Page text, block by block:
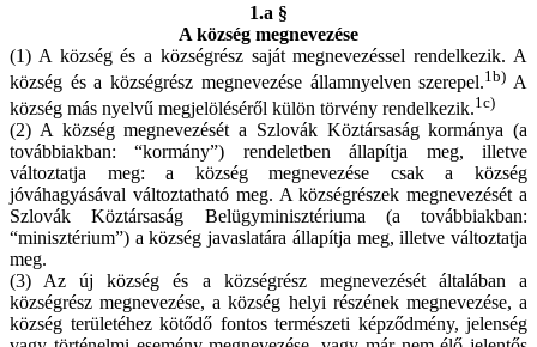
1.a §
A község megnevezése
(1) A község és a községrész saját megnevezéssel rendelkezik. A
község és a községrész megnevezése államnyelven szerepel.1b) A
község más nyelvű megjelöléséről külön törvény rendelkezik.1c)
(2) A község megnevezését a Szlovák Köztársaság kormánya (a
továbbiakban: “kormány”) rendeletben állapítja meg, illetve
változtatja meg: a község megnevezése csak a község
jóváhagyásával változtatható meg. A községrészek megnevezését a
Szlovák Köztársaság Belügyminisztériuma (a továbbiakban:
“minisztérium”) a község javaslatára állapítja meg, illetve változtatja
meg.
(3) Az új község és a községrész megnevezését általában a
községrész megnevezése, a község helyi részének megnevezése, a
község területéhez kötődő fontos természeti képződmény, jelenség